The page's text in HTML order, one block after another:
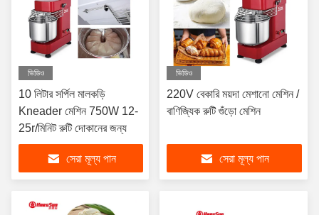
ভিডিও
10 লিটার সর্পিল মালকড়ি
Kneader মেশিন 750W 12-
25r/মিনিট রুটি দোকানের জন্য
সেরা মূল্য পান
ভিডিও
220V বেকারি ময়দা মেশানো মেশিন /
বাণিজ্যিক রুটি গুঁড়ো মেশিন
সেরা মূল্য পান